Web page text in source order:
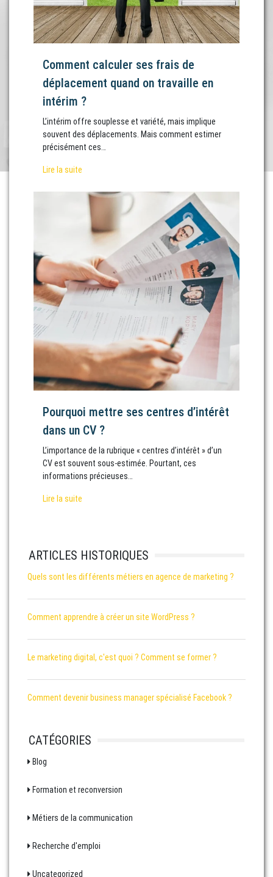
Comment calculer ses frais de
déplacement quand on travaille en
intérim ?
L’intérim offre souplesse et variété, mais implique
souvent des déplacements. Mais comment estimer
précisément ces…
Lire la suite
Pourquoi mettre ses centres d’intérêt
dans un CV ?
L’importance de la rubrique « centres d’intérêt » d’un
CV est souvent sous-estimée. Pourtant, ces
informations précieuses…
Lire la suite
ARTICLES HISTORIQUES
Quels sont les différents métiers en agence de marketing ?
Comment apprendre à créer un site WordPress ?
Le marketing digital, c'est quoi ? Comment se former ?
Comment devenir business manager spécialisé Facebook ?
CATÉGORIES
Blog
Formation et reconversion
Métiers de la communication
Recherche d'emploi
Uncategorized